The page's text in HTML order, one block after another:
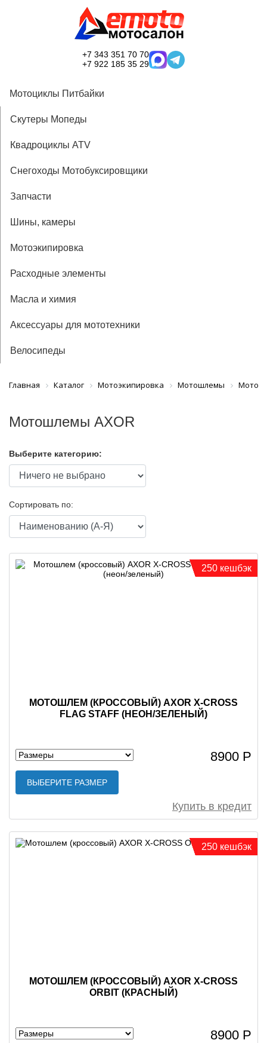
+7 343 351 70 70
+7 922 185 35 29
Мотоциклы Питбайки
Скутеры Мопеды
Квадроциклы ATV
Снегоходы Мотобуксировщики
Запчасти
Шины, камеры
Мотоэкипировка
Расходные элементы
Масла и химия
Аксессуары для мототехники
Велосипеды
Главная Каталог Мотоэкипировка Мотошлемы
Мотошлемы AXOR
Выберите категорию:
Сортировать по:
МОТОШЛЕМ (КРОССОВЫЙ) AXOR X-CROSS
FLAG STAFF (НЕОН/ЗЕЛЕНЫЙ)
8900 Р
ВЫБЕРИТЕ РАЗМЕР
Купить в кредит
250 кешбэк
МОТОШЛЕМ (КРОССОВЫЙ) AXOR X-CROSS
ORBIT (КРАСНЫЙ)
8900 Р
250 кешбэк